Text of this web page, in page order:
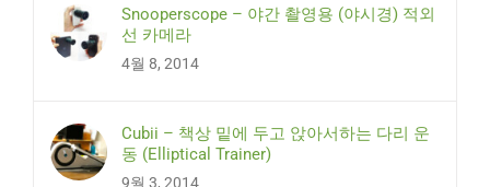
Snooperscope – 야간 촬영용 (야시경) 적외
선 카메라
4월 8, 2014
Cubii – 책상 밑에 두고 앉아서하는 다리 운
동 (Elliptical Trainer)
9월 3, 2014